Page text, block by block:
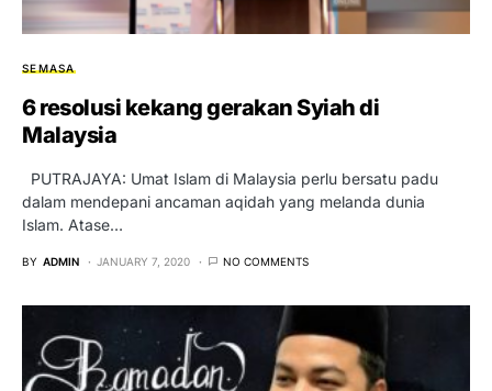
SEMASA
6 resolusi kekang gerakan Syiah di
Malaysia
PUTRAJAYA: Umat Islam di Malaysia perlu bersatu padu
dalam mendepani ancaman aqidah yang melanda dunia
Islam. Atase…
BY ADMIN JANUARY 7, 2020 NO COMMENTS